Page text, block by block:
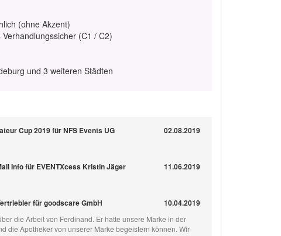
(ohne Akzent)
(C1 / C2)
und 3 weiteren Städten
Cup 2019 für NFS Events UG 02.08.2019
Info für EVENTXcess Kristin Jäger 11.06.2019
für goodscare GmbH 10.04.2019
die Arbeit von Ferdinand. Er hatte unsere Marke in der
die Apotheker von unserer Marke begeistern können. Wir